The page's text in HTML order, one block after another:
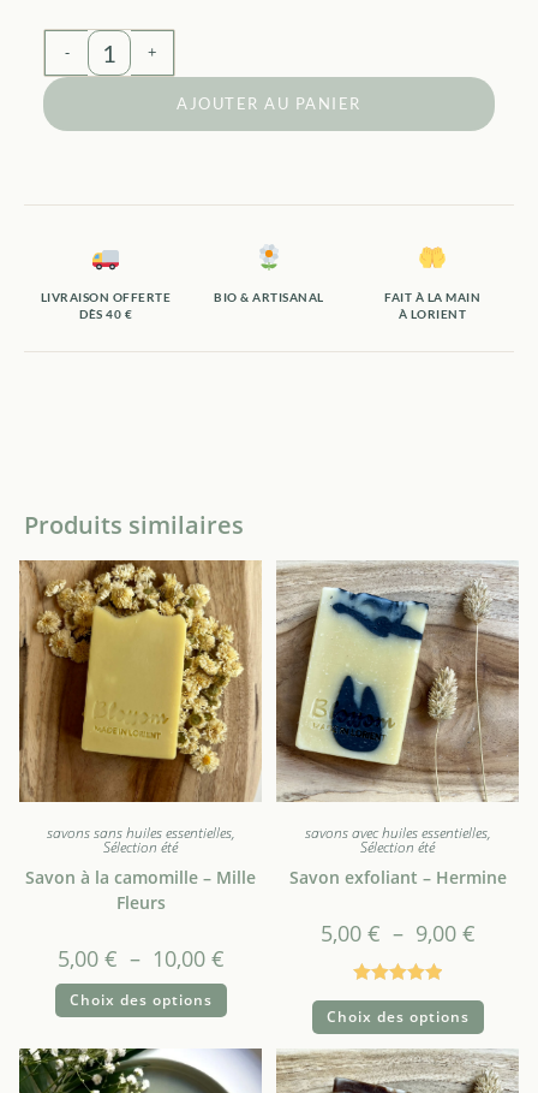
- +
AJOUTER AU PANIER
LIVRAISON OFFERTE
DÈS 40 €
BIO & ARTISANAL
FAIT À LA MAIN
À LORIENT
Produits similaires
savons sans huiles essentielles,
Sélection été
Savon à la camomille – Mille
Fleurs
5,00 € – 10,00 €
Choix des options
savons avec huiles essentielles,
Sélection été
Savon exfoliant – Hermine
5,00 € – 9,00 €
Note5.00
sur 5
Choix des options